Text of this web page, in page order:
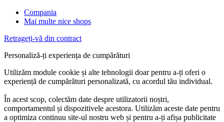
Compania
Mai multe nice shops
Retrageți-vă din contract
Personaliză-ți experiența de cumpărături
Utilizăm module cookie și alte tehnologii doar pentru a-ți oferi o
experiență de cumpărături personalizată, cu acordul tău individual.
În acest scop, colectăm date despre utilizatorii noștri,
comportamentul și dispozitivele acestora. Utilizăm aceste date pentru
a optimiza continuu site-ul nostru web și pentru a-ți afișa publicitate